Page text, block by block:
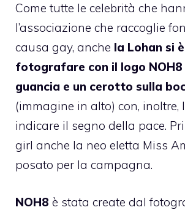
Come tutte le celebrità che
l’associazione che raccoglie
causa gay, anche la Lohan si
fotografare con il logo NOH8
guancia e un cerotto sulla
(immagine in alto) con, inoltre,
indicare il segno della pace.
girl anche la neo eletta Miss
posato per la campagna.
NOH8 è stata create dal